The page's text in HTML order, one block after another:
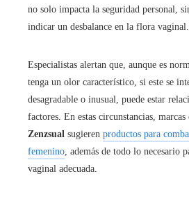
no solo impacta la seguridad personal,
indicar un desbalance en la flora vaginal.
Especialistas alertan que, aunque es
tenga un olor característico, si este se
desagradable o inusual, puede estar
factores. En estas circunstancias, marcas
Zenzsual sugieren productos para
femenino , además de todo lo necesario
vaginal adecuada.